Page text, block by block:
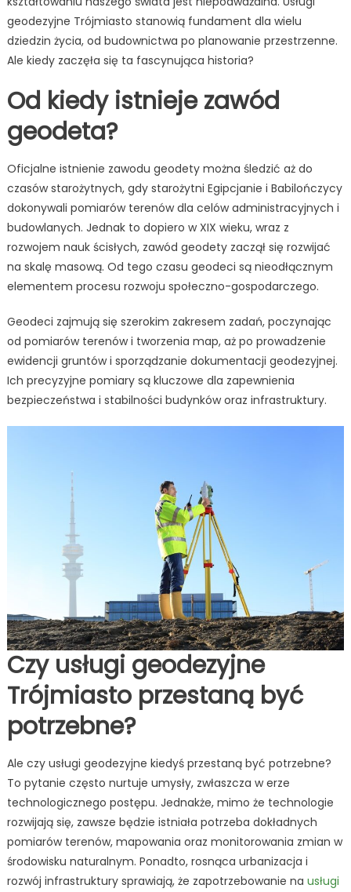
–
Trochę
geodezyjne Trójmiasto stanowią fundament dla wielu
dziedzin życia, od budownictwa po planowanie przestrzenne.
Ale kiedy zaczęła się ta fascynująca historia?
Od kiedy istnieje zawód
geodeta?
Oficjalne istnienie zawodu geodety można śledzić aż do
czasów starożytnych, gdy starożytni Egipcjanie i Babilończycy
dokonywali pomiarów terenów dla celów administracyjnych i
budowlanych. Jednak to dopiero w XIX wieku, wraz z
rozwojem nauk ścisłych, zawód geodety zaczął się rozwijać
na skalę masową. Od tego czasu geodeci są nieodłącznym
elementem procesu rozwoju społeczno-gospodarczego.
Geodeci zajmują się szerokim zakresem zadań, poczynając
od pomiarów terenów i tworzenia map, aż po prowadzenie
ewidencji gruntów i sporządzanie dokumentacji geodezyjnej.
Ich precyzyjne pomiary są kluczowe dla zapewnienia
bezpieczeństwa i stabilności budynków oraz infrastruktury.
Czy usługi geodezyjne
Trójmiasto przestaną być
potrzebne?
Ale czy usługi geodezyjne kiedyś przestaną być potrzebne?
To pytanie często nurtuje umysły, zwłaszcza w erze
technologicznego postępu. Jednakże, mimo że technologie
rozwijają się, zawsze będzie istniała potrzeba dokładnych
pomiarów terenów, mapowania oraz monitorowania zmian w
środowisku naturalnym. Ponadto, rosnąca urbanizacja i
rozwój infrastruktury sprawiają, że zapotrzebowanie na usługi